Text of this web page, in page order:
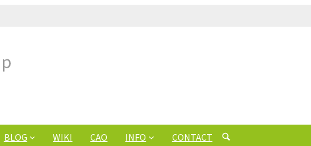
BLOG WIKI CAO INFO CONTACT